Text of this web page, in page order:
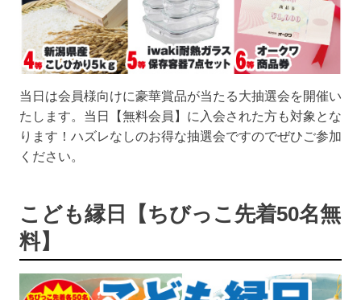
当日は会員様向けに豪華賞品が当たる大抽選会を開催い
たします。当日【無料会員】に入会された方も対象とな
ります！ハズレなしのお得な抽選会ですのでぜひご参加
ください。
こども縁日【ちびっこ先着50名無
料】